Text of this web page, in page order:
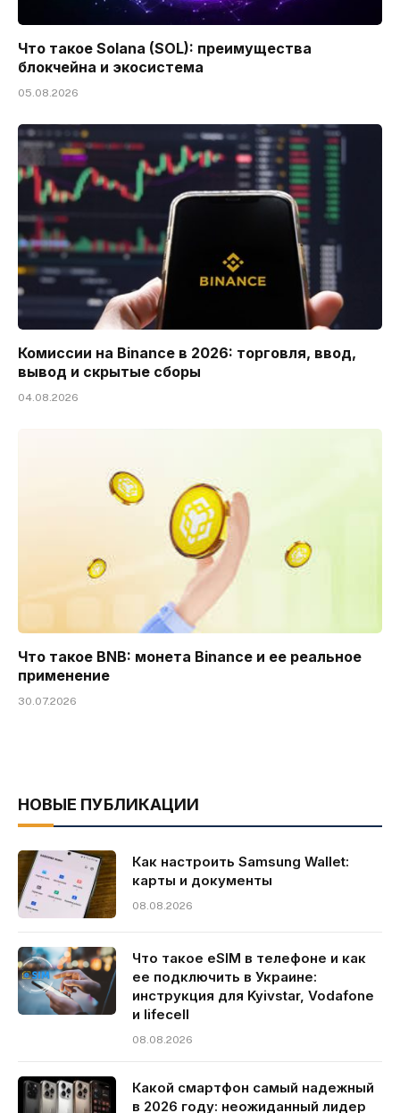
Что такое Solana (SOL): преимущества
блокчейна и экосистема
05.08.2026
Комиссии на Binance в 2026: торговля, ввод,
вывод и скрытые сборы
04.08.2026
Что такое BNB: монета Binance и ее реальное
применение
30.07.2026
НОВЫЕ ПУБЛИКАЦИИ
Как настроить Samsung Wallet:
карты и документы
08.08.2026
Что такое eSIM в телефоне и как
ее подключить в Украине:
инструкция для Kyivstar, Vodafone
и lifecell
08.08.2026
Какой смартфон самый надежный
в 2026 году: неожиданный лидер